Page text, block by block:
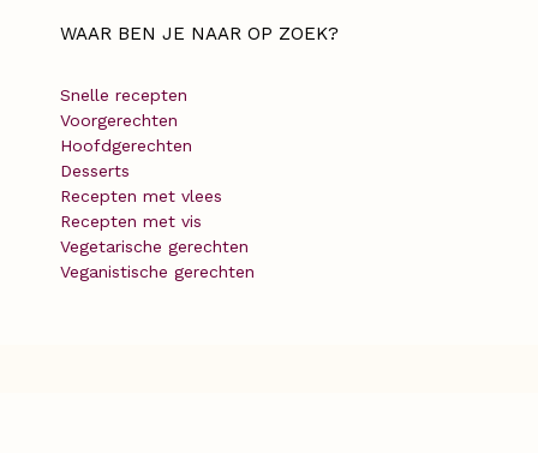
WAAR BEN JE NAAR OP ZOEK?
Snelle recepten
Voorgerechten
Hoofdgerechten
Desserts
Recepten met vlees
Recepten met vis
Vegetarische gerechten
Veganistische gerechten